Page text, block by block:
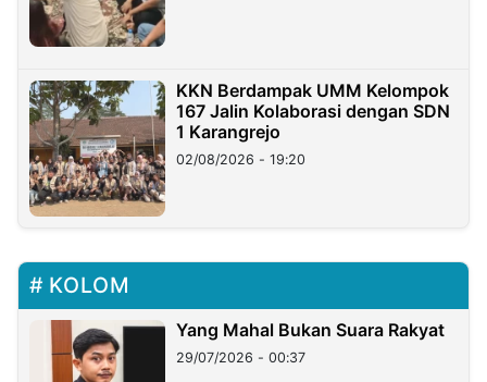
KKN Berdampak UMM Kelompok
167 Jalin Kolaborasi dengan SDN
1 Karangrejo
02/08/2026 - 19:20
KOLOM
Yang Mahal Bukan Suara Rakyat
29/07/2026 - 00:37